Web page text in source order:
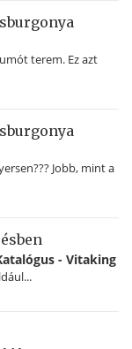
terem. Ez azt
Jobb, mint a
- Vitaking